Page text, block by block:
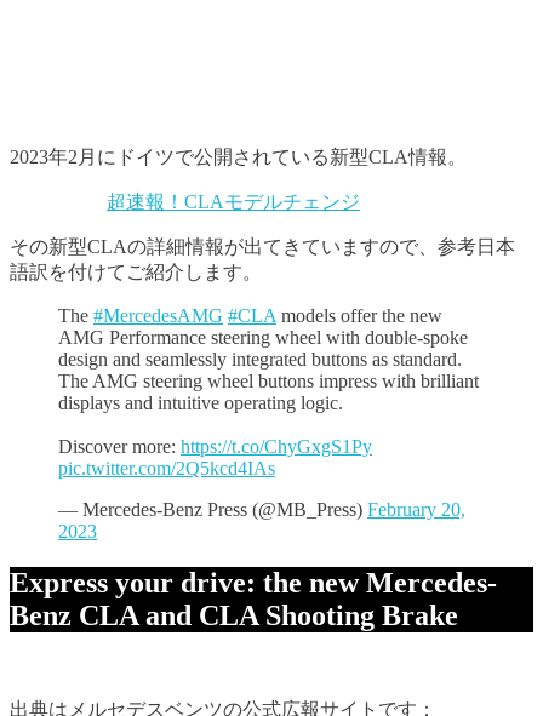
2023年2月にドイツで公開されている新型CLA情報。
超速報！CLAモデルチェンジ
その新型CLAの詳細情報が出てきていますので、参考日本
語訳を付けてご紹介します。
The #MercedesAMG #CLA models offer the new
AMG Performance steering wheel with double-spoke
design and seamlessly integrated buttons as standard.
The AMG steering wheel buttons impress with brilliant
displays and intuitive operating logic.
Discover more: https://t.co/ChyGxgS1Py
pic.twitter.com/2Q5kcd4IAs
— Mercedes-Benz Press (@MB_Press) February 20,
2023
Express your drive: the new Mercedes-
Benz CLA and CLA Shooting Brake
出典はメルセデスベンツの公式広報サイトです：